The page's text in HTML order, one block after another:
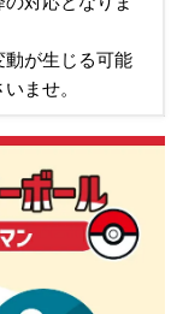
が生じる可能
ませ。